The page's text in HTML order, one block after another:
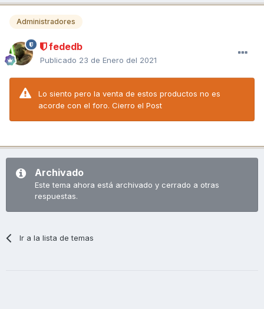
Administradores
fededb
Publicado 23 de Enero del 2021
Lo siento pero la venta de estos productos no es
acorde con el foro. Cierro el Post
Archivado
Este tema ahora está archivado y cerrado a otras
respuestas.
Ir a la lista de temas